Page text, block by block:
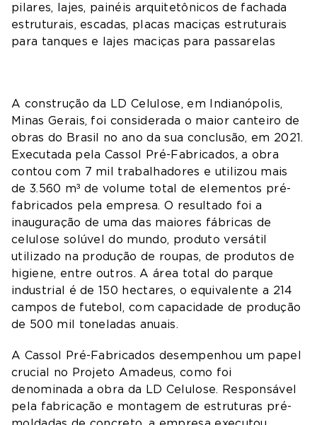
pilares, lajes, painéis arquitetônicos de fachada
estruturais, escadas, placas maciças estruturais
para tanques e lajes maciças para passarelas
A construção da LD Celulose, em Indianópolis,
Minas Gerais, foi considerada o maior canteiro de
obras do Brasil no ano da sua conclusão, em 2021.
Executada pela Cassol Pré-Fabricados, a obra
contou com 7 mil trabalhadores e utilizou mais
de 3.560 m³ de volume total de elementos pré-
fabricados pela empresa. O resultado foi a
inauguração de uma das maiores fábricas de
celulose solúvel do mundo, produto versátil
utilizado na produção de roupas, de produtos de
higiene, entre outros. A área total do parque
industrial é de 150 hectares, o equivalente a 214
campos de futebol, com capacidade de produção
de 500 mil toneladas anuais.
A Cassol Pré-Fabricados desempenhou um papel
crucial no Projeto Amadeus, como foi
denominada a obra da LD Celulose. Responsável
pela fabricação e montagem de estruturas pré-